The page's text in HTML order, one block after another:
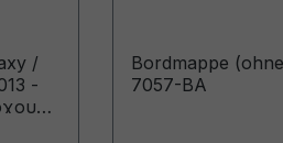
/
-
Bordmappe
7057-BA